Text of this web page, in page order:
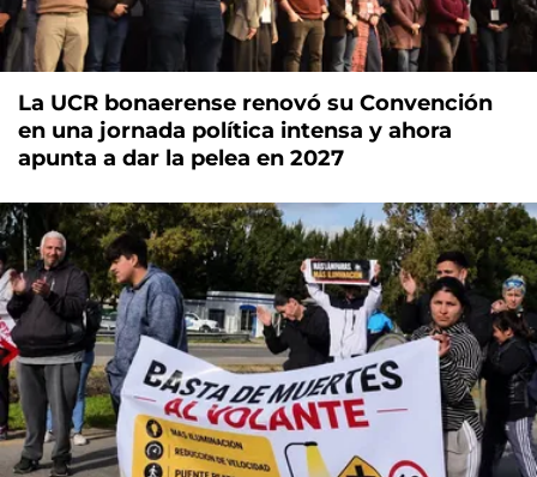
La UCR bonaerense renovó su Convención
en una jornada política intensa y ahora
apunta a dar la pelea en 2027